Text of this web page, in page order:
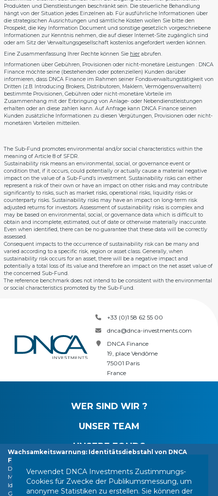
Wachsamkeitswarnung: Identitätsdiebstahl von DNCA
Finance.
DNCA Finance, eine Tochtergesellschaft von Natixis Investment
Managers, macht die Öffentlichkeit darauf aufmerksam, dass ihre
Identität von verschiedenen im Ausland ansässigen Personen oder
Gesellschaften missbraucht wird, darunter eine Gesellschaft, die sich als
Produkten und Dienstleistungen beschränkt sein. Die steuerliche Behandlung
hängt von der Situation jedes Einzelnen ab. Für ausführliche Informationen über
die strategischen Ausrichtungen und sämtliche Kosten wollen Sie bitte den
Prospekt, die Key Information Document und sonstige gesetzlich vorgeschriebene
Informationen zur Kenntnis nehmen, die auf dieser Internet-Site zugänglich sind
oder am Sitz der Verwaltungsgesellschaft kostenlos angefordert werden können.
Eine Zusammenfassung Ihrer Rechte können Sie hier abrufen.
Informationen über Gebühren, Provisionen oder nicht-monetäre Leistungen : DNCA
Finance möchte seine (bestehenden oder potenziellen) Kunden darüber
informieren, dass DNCA Finance im Rahmen seiner Fondsverwaltungstätigkeit von
Dritten (z.B. Introducing Brokers, Distributoren, Maklern, Vermögensverwaltern)
bestimmte Provisionen, Gebühren oder nicht-monetäre Vorteile im
Zusammenhang mit der Erbringung von Anlage- oder Nebendienstleistungen
erhalten oder an diese zahlen kann. Auf Anfrage kann DNCA Finance seinen
Kunden zusätzliche Informationen zu diesen Vergütungen, Provisionen oder nicht-
monetären Vorteilen mitteilen.
The Sub-Fund promotes environmental and/or social characteristics within the
meaning of Article 8 of SFDR.
Sustainability risk means an environmental, social, or governance event or
condition that, if it occurs, could potentially or actually cause a material negative
impact on the value of a Sub-Fund’s investment. Sustainability risks can either
represent a risk of their own or have an impact on other risks and may contribute
significantly to risks, such as market risks, operational risks, liquidity risks or
counterparty risks. Sustainability risks may have an impact on long-term risk
adjusted returns for investors. Assessment of sustainability risks is complex and
may be based on environmental, social, or governance data which is difficult to
obtain and incomplete, estimated, out of date or otherwise materially inaccurate.
Even when identified, there can be no guarantee that these data will be correctly
assessed.
Consequent impacts to the occurrence of sustainability risk can be many and
varied according to a specific risk, region or asset class. Generally, when
sustainability risk occurs for an asset, there will be a negative impact and
potentially a total loss of its value and therefore an impact on the net asset value of
the concerned Sub-Fund.
The reference benchmark does not intend to be consistent with the environmental
or social characteristics promoted by the Sub-Fund.
+33 (0)1 58 62 55 00
dnca@dnca-investments.com
DNCA Finance
19, place Vendôme
75001 Paris
France
WER SIND WIR ?
UNSER TEAM
UNSERE FONDS
NEUIGKEITEN
Verwendet DNCA Investments Zustimmungs-
Cookies für Zwecke der Publikumsmessung, um
anonyme Statistiken zu erstellen. Sie können der